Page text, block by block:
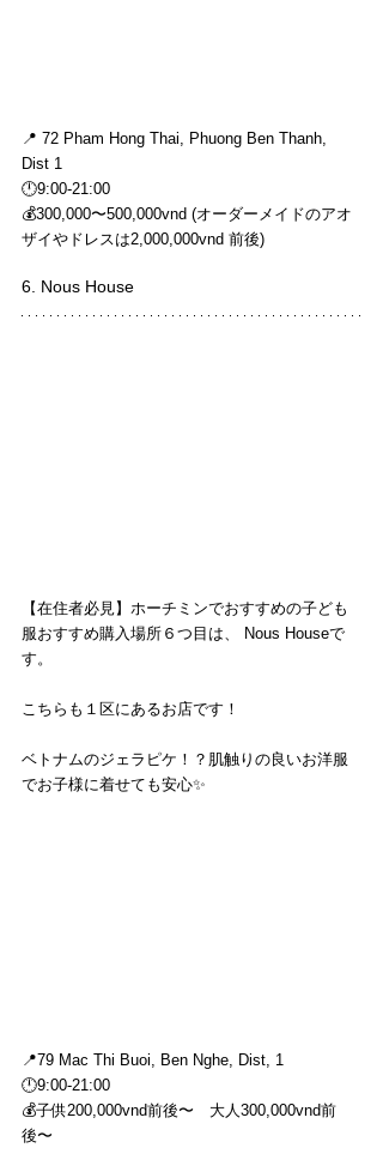
📍 72 Pham Hong Thai, Phuong Ben Thanh,
Dist 1
🕛9:00-21:00
💰300,000〜500,000vnd (オーダーメイドのアオ
ザイやドレスは2,000,000vnd 前後)
6. Nous House
【在住者必見】ホーチミンでおすすめの子ども
服おすすめ購入場所６つ目は、 Nous Houseで
す。
こちらも１区にあるお店です！
ベトナムのジェラピケ！？肌触りの良いお洋服
でお子様に着せても安心✨
📍79 Mac Thi Buoi, Ben Nghe, Dist, 1
🕛9:00-21:00
💰子供200,000vnd前後〜　大人300,000vnd前
後〜